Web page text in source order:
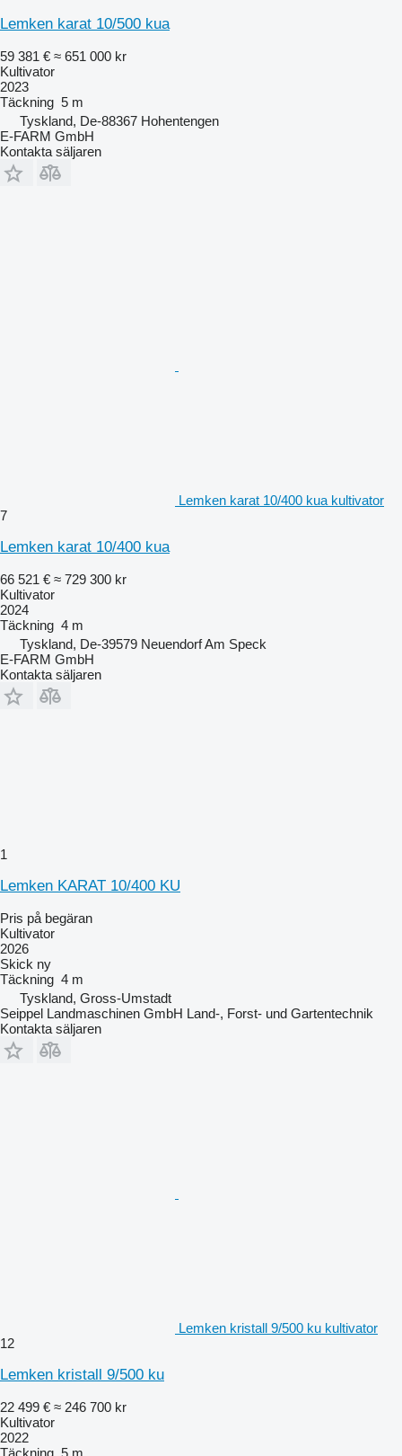
Lemken karat 10/500 kua
59 381 € ≈ 651 000 kr
Kultivator
2023
Täckning 5 m
Tyskland, De-88367 Hohentengen
E-FARM GmbH
Kontakta säljaren
Lemken karat 10/400 kua kultivator
7
Lemken karat 10/400 kua
66 521 € ≈ 729 300 kr
Kultivator
2024
Täckning 4 m
Tyskland, De-39579 Neuendorf Am Speck
E-FARM GmbH
Kontakta säljaren
1
Lemken KARAT 10/400 KU
Pris på begäran
Kultivator
2026
Skick ny
Täckning 4 m
Tyskland, Gross-Umstadt
Seippel Landmaschinen GmbH Land-, Forst- und Gartentechnik
Kontakta säljaren
Lemken kristall 9/500 ku kultivator
12
Lemken kristall 9/500 ku
22 499 € ≈ 246 700 kr
Kultivator
2022
Täckning 5 m